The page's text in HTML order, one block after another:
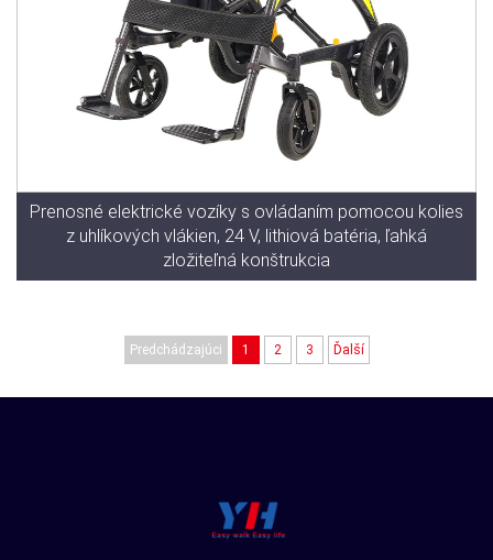
Prenosné elektrické vozíky s ovládaním pomocou kolies
z uhlíkových vlákien, 24 V, lithiová batéria, ľahká
zložiteľná konštrukcia
Predchádzajúci 1 2 3 Ďalší